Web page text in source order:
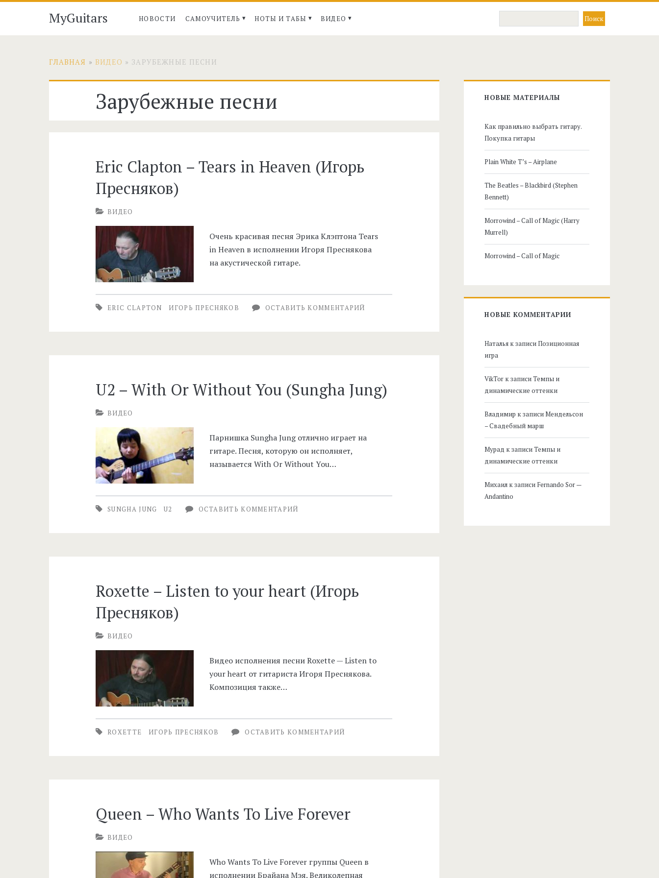
MyGuitars НОВОСТИ САМОУЧИТЕЛЬ НОТЫ И ТАБЫ ВИДЕО
ГЛАВНАЯ »ВИДЕО » ЗАРУБЕЖНЫЕ ПЕСНИ
Рубрика:
<span>Зарубежные
Зарубежные песни
Eric Clapton – Tears in Heaven (Игорь
Пресняков)
ВИДЕО
Очень красивая песня Эрика Клэптона Tears
in Heaven в исполнении Игоря Преснякова
на акустической гитаре.
ERIC CLAPTON ИГОРЬ ПРЕСНЯКОВ ОСТАВИТЬ КОММЕНТАРИЙ
U2 – With Or Without You (Sungha Jung)
ВИДЕО
Парнишка Sungha Jung отлично играет на
гитаре. Песня, которую он исполняет,
называется With Or Without You…
SUNGHA JUNG U2 ОСТАВИТЬ КОММЕНТАРИЙ
Roxette – Listen to your heart (Игорь
Пресняков)
ВИДЕО
Видео исполнения песни Roxette — Listen to
your heart от гитариста Игоря Преснякова.
Композиция также…
ROXETTE ИГОРЬ ПРЕСНЯКОВ ОСТАВИТЬ КОММЕНТАРИЙ
Queen – Who Wants To Live Forever
ВИДЕО
Who Wants To Live Forever группы Queen в
исполнении Брайана Мэя. Великолепная
Главная
панель
НОВЫЕ МАТЕРИАЛЫ
Как правильно выбрать гитару.
Покупка гитары
Plain White T’s – Airplane
The Beatles – Blackbird (Stephen
Bennett)
Morrowind – Call of Magic (Harry
Murrell)
Morrowind – Call of Magic
НОВЫЕ КОММЕНТАРИИ
Наталья к записиПозиционная
игра
VikTor к записиТемпы и
динамические оттенки
Владимир к записиМендельсон
– Свадебный марш
Мурад к записиТемпы и
динамические оттенки
Михаил к записи Fernando Sor —
Andantino